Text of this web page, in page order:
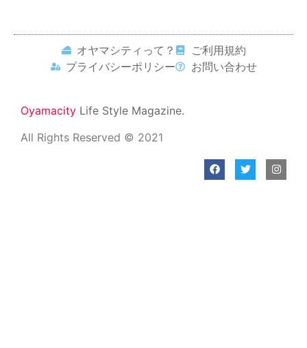
オヤマシティって？
ご利用規約
プライバシーポリシー
お問い合わせ
Oyamacity Life Style Magazine.
All Rights Reserved © 2021